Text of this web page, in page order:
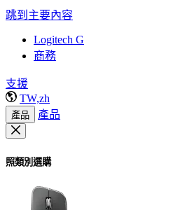
跳到主要內容
Logitech G
商務
支援
TW,zh
產品 產品
照類別選購